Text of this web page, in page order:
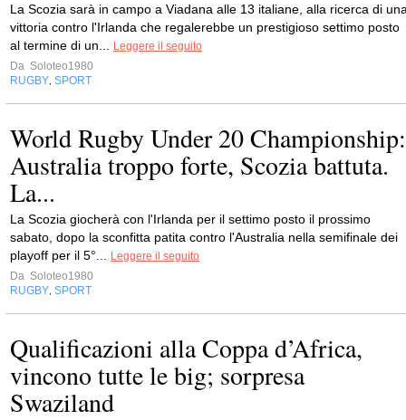
La Scozia sarà in campo a Viadana alle 13 italiane, alla ricerca di
vittoria contro l'Irlanda che regalerebbe un prestigioso settimo posto
al termine di un...
Leggere il seguito
Da Soloteo1980
RUGBY SPORT
World Rugby Under 20 Championship:
Australia troppo forte, Scozia battuta.
La...
La Scozia giocherà con l'Irlanda per il settimo posto il prossimo
sabato, dopo la sconfitta patita contro l'Australia nella semifinale dei
playoff per il 5°...
Leggere il seguito
Da Soloteo1980
RUGBY SPORT
Qualificazioni alla Coppa d’Africa,
vincono tutte le big; sorpresa
Swaziland